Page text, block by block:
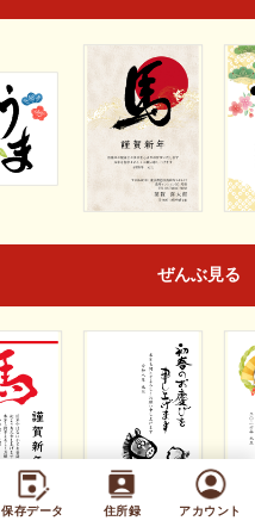
保存データ 住所録 アカウント
ぜんぶ見る